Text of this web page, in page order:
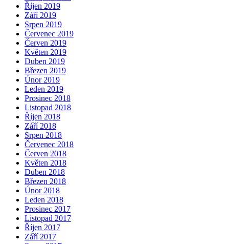
Říjen 2019
Září 2019
Srpen 2019
Červenec 2019
Červen 2019
Květen 2019
Duben 2019
Březen 2019
Únor 2019
Leden 2019
Prosinec 2018
Listopad 2018
Říjen 2018
Září 2018
Srpen 2018
Červenec 2018
Červen 2018
Květen 2018
Duben 2018
Březen 2018
Únor 2018
Leden 2018
Prosinec 2017
Listopad 2017
Říjen 2017
Září 2017